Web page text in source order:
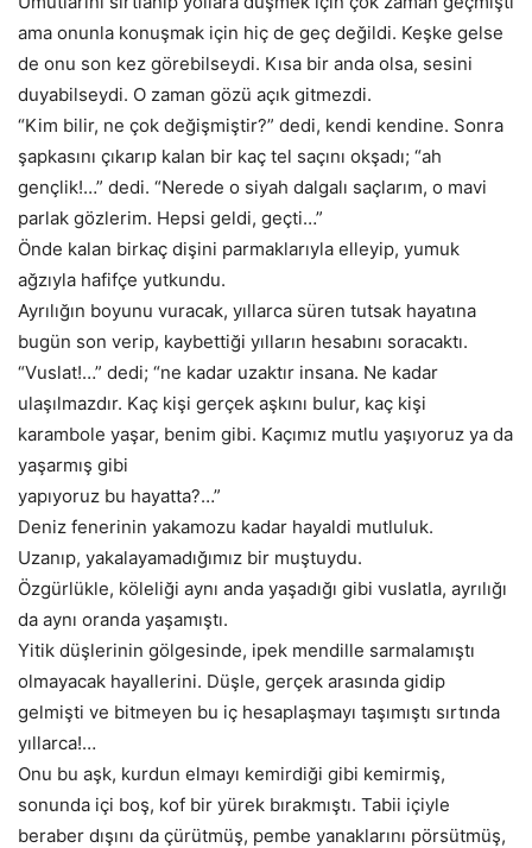
ama onunla konuşmak için hiç de geç değildi. Keşke gelse
de onu son kez görebilseydi. Kısa bir anda olsa, sesini
duyabilseydi. O zaman gözü açık gitmezdi.
“Kim bilir, ne çok değişmiştir?” dedi, kendi kendine. Sonra
şapkasını çıkarıp kalan bir kaç tel saçını okşadı; “ah
gençlik!…” dedi. “Nerede o siyah dalgalı saçlarım, o mavi
parlak gözlerim. Hepsi geldi, geçti…”
Önde kalan birkaç dişini parmaklarıyla elleyip, yumuk
ağzıyla hafifçe yutkundu.
Ayrılığın boyunu vuracak, yıllarca süren tutsak hayatına
bugün son verip, kaybettiği yılların hesabını soracaktı.
“Vuslat!…” dedi; “ne kadar uzaktır insana. Ne kadar
ulaşılmazdır. Kaç kişi gerçek aşkını bulur, kaç kişi
karambole yaşar, benim gibi. Kaçımız mutlu yaşıyoruz ya da
yaşarmış gibi
yapıyoruz bu hayatta?…”
Deniz fenerinin yakamozu kadar hayaldi mutluluk.
Uzanıp, yakalayamadığımız bir muştuydu.
Özgürlükle, köleliği aynı anda yaşadığı gibi vuslatla, ayrılığı
da aynı oranda yaşamıştı.
Yitik düşlerinin gölgesinde, ipek mendille sarmalamıştı
olmayacak hayallerini. Düşle, gerçek arasında gidip
gelmişti ve bitmeyen bu iç hesaplaşmayı taşımıştı sırtında
yıllarca!…
Onu bu aşk, kurdun elmayı kemirdiği gibi kemirmiş,
sonunda içi boş, kof bir yürek bırakmıştı. Tabii içiyle
beraber dışını da çürütmüş, pembe yanaklarını pörsütmüş,